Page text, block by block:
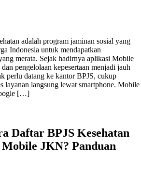
adalah program jaminan sosial yang
Indonesia untuk mendapatkan
merata. Sejak hadirnya aplikasi Mobile
pengelolaan kepesertaan menjadi jauh
perlu datang ke kantor BPJS, cukup
layanan langsung lewat smartphone. Mobile
[…]
Daftar BPJS Kesehatan
JKN? Panduan